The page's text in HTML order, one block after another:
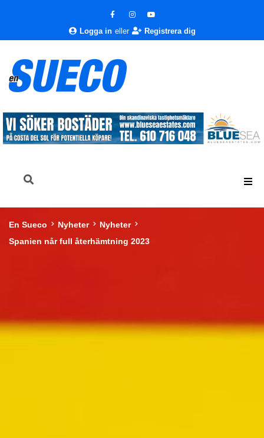
Logga in eller Registrera dig
En Sueco Nyheter
Nyheter
Spanien når full återhämtning 2023